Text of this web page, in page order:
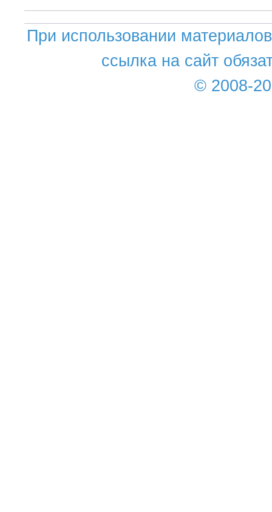
При использовании
ссылка на сайт
© 2008-